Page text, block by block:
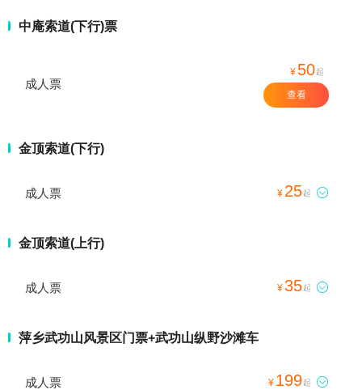
中庵索道(下行)票
成人票
¥ 50起
查看
金顶索道(下行)
成人票 ¥ 25起 
金顶索道(上行)
成人票 ¥35起 
萍乡武功山风景区门票+武功山纵野沙滩车
成人票 ¥ 199起 